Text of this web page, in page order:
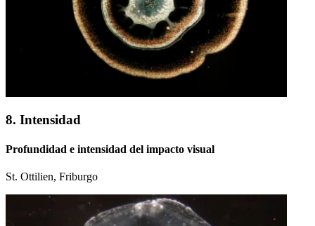
8. Intensidad
Profundidad e intensidad del impacto visual
St. Ottilien, Friburgo